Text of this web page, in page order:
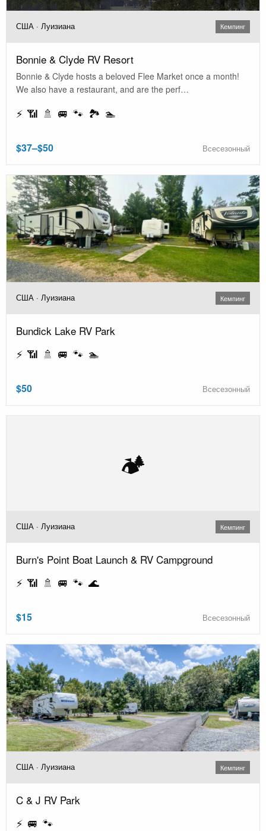
США · Луизиана Кемпинг
Bonnie & Clyde RV Resort
Bonnie & Clyde hosts a beloved Flee Market once a month!
We also have a restaurant, and are the perf…
⚡ 📶 🚿 🚐 🐾 🏞️ 🏊
$37–$50 Всесезонный
США · Луизиана Кемпинг
Bundick Lake RV Park
⚡ 📶 🚿 🚐 🐾 🏊
$50 Всесезонный
🏕️
США · Луизиана Кемпинг
Burn's Point Boat Launch & RV Campground
⚡ 📶 🚿 🚐 🐾 🌊
$15 Всесезонный
США · Луизиана Кемпинг
C & J RV Park
⚡ 🚐 🐾